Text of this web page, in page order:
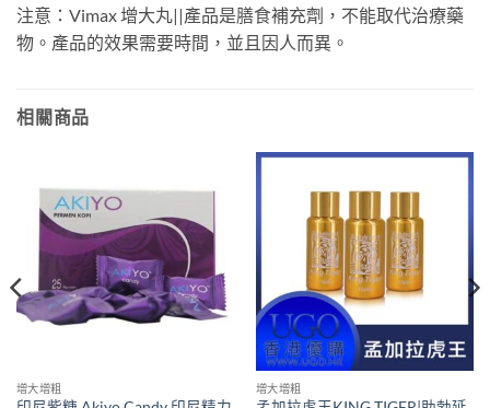
注意：Vimax 增大丸||產品是膳食補充劑，不能取代治療藥
物。產品的效果需要時間，並且因人而異。
相關商品
增大增粗 增大增粗